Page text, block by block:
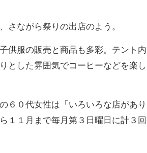
ながら祭りの出店のよう。
供服の販売と商品も多彩。テント内
とした雰囲気でコーヒーなどを楽し
６０代女性は「いろいろな店があり
１１月まで毎月第３日曜日に計３回